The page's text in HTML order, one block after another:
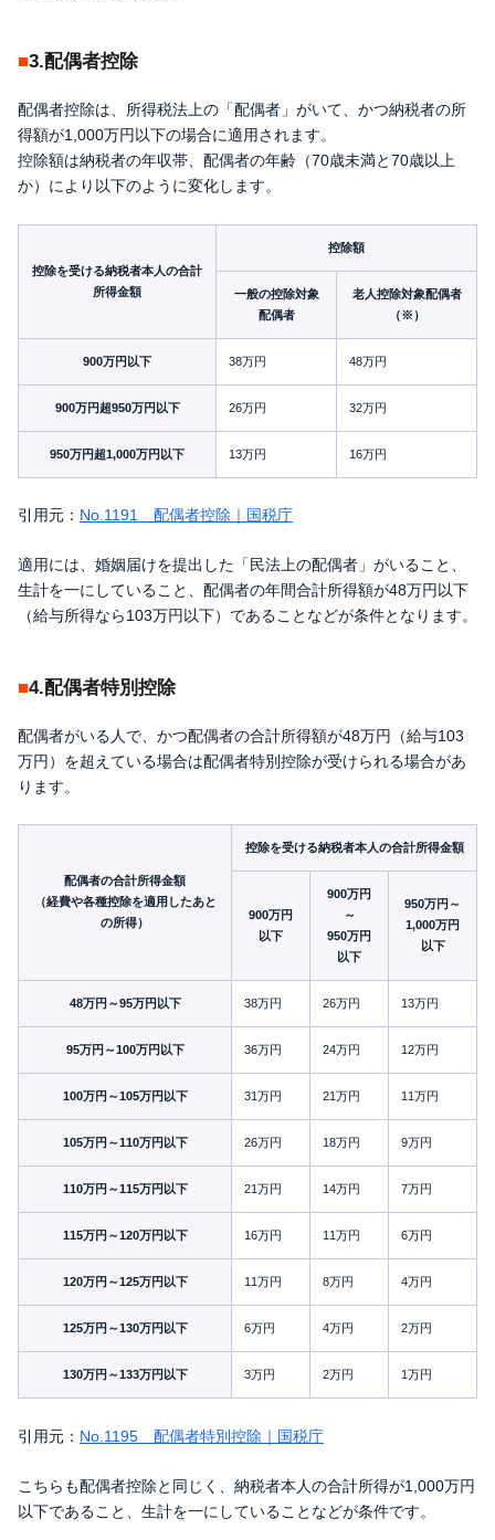
3.配偶者控除
配偶者控除は、所得税法上の「配偶者」がいて、かつ納税者の所
得額が1,000万円以下の場合に適用されます。
控除額は納税者の年収帯、配偶者の年齢（70歳未満と70歳以上
か）により以下のように変化します。
控除を受ける納税者本人の合計
所得金額
控除額
一般の控除対象
配偶者
老人控除対象配偶者
（※）
900万円以下 38万円 48万円
900万円超950万円以下 26万円 32万円
950万円超1,000万円以下 13万円 16万円
引用元： No.1191 配偶者控除｜国税庁
適用には、婚姻届けを提出した「民法上の配偶者」がいること、
生計を一にしていること、配偶者の年間合計所得額が48万円以下
（給与所得なら103万円以下）であることなどが条件となります。
4.配偶者特別控除
配偶者がいる人で、かつ配偶者の合計所得額が48万円（給与103
万円）を超えている場合は配偶者特別控除が受けられる場合があ
ります。
配偶者の合計所得金額
（経費や各種控除を適用したあと
の所得）
控除を受ける納税者本人の合計所得金額
900万円
以下
900万円
～
950万円
以下
950万円～
1,000万円
以下
48万円～95万円以下 38万円 26万円 13万円
95万円～100万円以下 36万円 24万円 12万円
100万円～105万円以下 31万円 21万円 11万円
105万円～110万円以下 26万円 18万円 9万円
110万円～115万円以下 21万円 14万円 7万円
115万円～120万円以下 16万円 11万円 6万円
120万円～125万円以下 11万円 8万円 4万円
125万円～130万円以下 6万円 4万円 2万円
130万円～133万円以下 3万円 2万円 1万円
引用元： No.1195 配偶者特別控除｜国税庁
こちらも配偶者控除と同じく、納税者本人の合計所得が1,000万円
以下であること、生計を一にしていることなどが条件です。